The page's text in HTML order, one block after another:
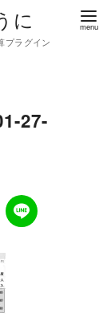
に
プラグイン
27-